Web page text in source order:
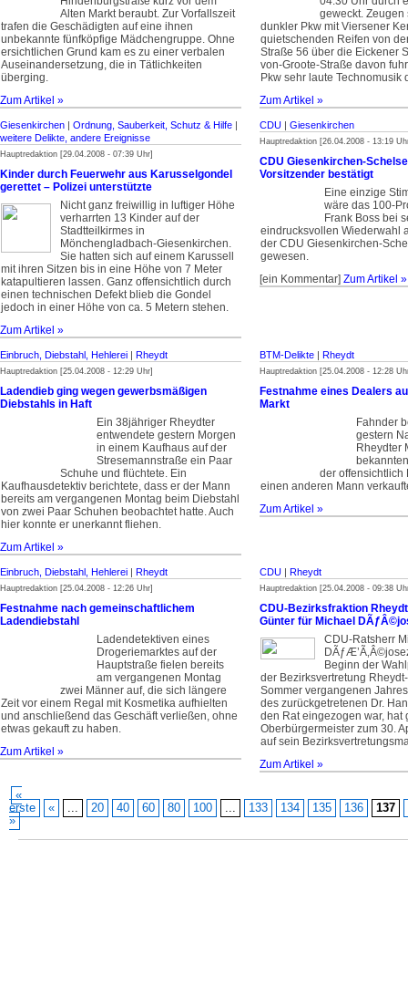
Alten Markt beraubt. Zur Vorfallszeit
trafen die Geschädigten auf eine ihnen
unbekannte fünfköpfige Mädchengruppe. Ohne
ersichtlichen Grund kam es zu einer verbalen
Auseinandersetzung, die in Tätlichkeiten
überging.
Zum Artikel »
geweckt.
dunkler Pkw mit Viersener
quietschenden Reifen von
Straße 56 über die Eickener
von-Groote-Straße davon
Pkw sehr laute Technomusik
Zum Artikel »
Giesenkirchen | Ordnung, Sauberkeit, Schutz & Hilfe |
weitere Delikte, andere Ereignisse
Hauptredaktion [29.04.2008 - 07:39 Uhr]
Kinder durch Feuerwehr aus Karusselgondel
gerettet – Polizei unterstützte
Nicht ganz freiwillig in luftiger Höhe
verharrten 13 Kinder auf der
Stadtteilkirmes in
Mönchengladbach-Giesenkirchen.
Sie hatten sich auf einem Karussell
mit ihren Sitzen bis in eine Höhe von 7 Meter
katapultieren lassen. Ganz offensichtlich durch
einen technischen Defekt blieb die Gondel
jedoch in einer Höhe von ca. 5 Metern stehen.
Zum Artikel »
CDU | Giesenkirchen
Hauptredaktion [26.04.2008 - 13:19
CDU Giesenkirchen-
Vorsitzender bestätigt
Eine einzige
wäre das 100-
Frank Boss bei
eindrucksvollen Wiederwahl
der CDU Giesenkirchen-
gewesen.
[ein Kommentar] Zum Artikel »
Einbruch, Diebstahl, Hehlerei | Rheydt
Hauptredaktion [25.04.2008 - 12:29 Uhr]
Ladendieb ging wegen gewerbsmäßigen
Diebstahls in Haft
Ein 38jähriger Rheydter
entwendete gestern Morgen
in einem Kaufhaus auf der
Stresemannstraße ein Paar
Schuhe und flüchtete. Ein
Kaufhausdetektiv berichtete, dass er der Mann
bereits am vergangenen Montag beim Diebstahl
von zwei Paar Schuhen beobachtet hatte. Auch
hier konnte er unerkannt fliehen.
Zum Artikel »
BTM-Delikte | Rheydt
Hauptredaktion [25.04.2008 - 12:28
Festnahme eines Dealers
Markt
Fahnder
gestern
Rheydter
der offensichtlich
einen anderen Mann
Zum Artikel »
Einbruch, Diebstahl, Hehlerei | Rheydt
Hauptredaktion [25.04.2008 - 12:26 Uhr]
Festnahme nach gemeinschaftlichem
Ladendiebstahl
Ladendetektiven eines
Drogeriemarktes auf der
Hauptstraße fielen bereits
am vergangenen Montag
zwei Männer auf, die sich längere
Zeit vor einem Regal mit Kosmetika aufhielten
und anschließend das Geschäft verließen, ohne
etwas gekauft zu haben.
Zum Artikel »
CDU | Rheydt
Hauptredaktion [25.04.2008 - 09:38
CDU-Bezirksfraktion
Günter für Michael
CDU-Ratsherr
Beginn der
der Bezirksvertretung
Sommer vergangenen
des zurückgetretenen Dr.
den Rat eingezogen war, hat
Oberbürgermeister zum 30.
auf sein
Zum Artikel »
«
erste
« ... 20 40 60 80 100 ... 133 134 135 136
137
»